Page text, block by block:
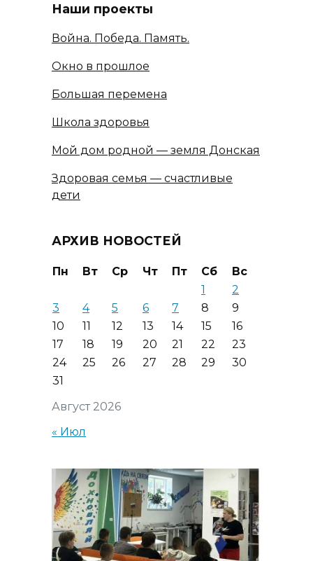
Наши проекты
Война. Победа. Память.
Окно в прошлое
Большая перемена
Школа здоровья
Мой дом родной — земля Донская
Здоровая семья — счастливые
дети
АРХИВ НОВОСТЕЙ
Август 2026
Пн Вт Ср Чт Пт Сб
Вс
1
2
3
4 5 6 7 8
9
10
11 12 13 14 15
16
17
18 19 20 21 22
23
24
25 26 27 28 29
30
31
« Июл